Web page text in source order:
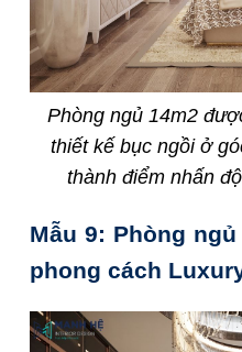
Phòng ngủ 14m2
thiết kế bục ngồi ở
thành điểm nhấn
Mẫu 9: Phòng
phong cách